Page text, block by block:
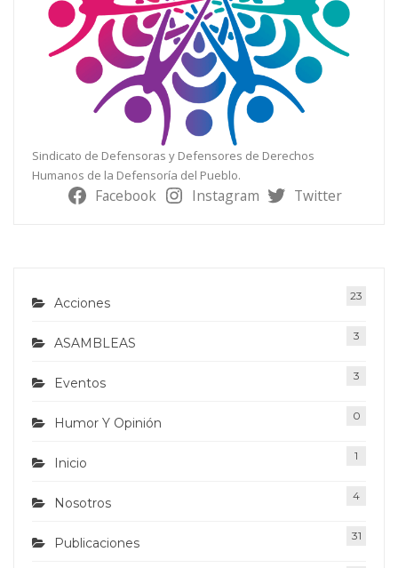
Sindicato de Defensoras y Defensores de Derechos
Humanos de la Defensoría del Pueblo.
Facebook Instagram Twitter
Acciones 23
ASAMBLEAS 3
Eventos 3
Humor Y Opinión 0
Inicio 1
Nosotros 4
Publicaciones 31